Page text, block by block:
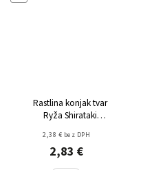
Rastlina konjak tvar
Ryža Shirataki
270g
2,38 € bez DPH
2,83 €